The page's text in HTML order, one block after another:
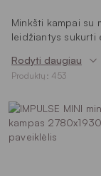
Minkšti kampai su
leidžiantys sukurti
tampa svetainės
komfortišką lovą.
kasdien. Tai
šiuolaikiniams
Rodyti daugiau
Produktų: 453